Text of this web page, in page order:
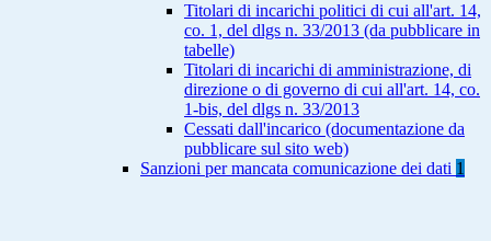
Titolari di incarichi politici di cui all'art. 14,
co. 1, del dlgs n. 33/2013 (da pubblicare in
tabelle)
Titolari di incarichi di amministrazione, di
direzione o di governo di cui all'art. 14, co.
1-bis, del dlgs n. 33/2013
Cessati dall'incarico (documentazione da
pubblicare sul sito web)
Sanzioni per mancata comunicazione dei dati 1